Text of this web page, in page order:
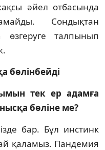
әйел отбасында
Сондықтан
өзгеруге талпынып
бөлінбейді
тек ер адам­ға
бөліне ме?
бар. Бұл инс­тинк
қала­мыз. Пандемия